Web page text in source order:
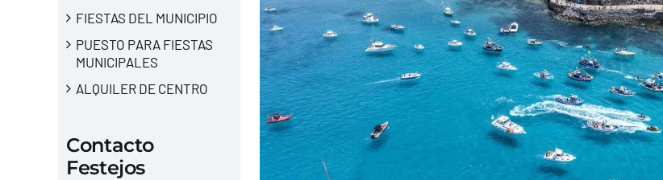
FIESTAS DEL MUNICIPIO
PUESTO PARA FIESTAS
MUNICIPALES
ALQUILER DE CENTRO
Contacto
Festejos